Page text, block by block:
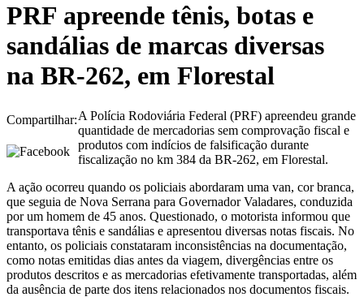
PRF apreende tênis, botas e
sandálias de marcas diversas
na BR-262, em Florestal
Compartilhar:A Polícia Rodoviária Federal (PRF) apreendeu grande
quantidade de mercadorias sem comprovação fiscal e
produtos com indícios de falsificação durante
fiscalização no km 384 da BR-262, em Florestal.
A ação ocorreu quando os policiais abordaram uma van, cor branca,
que seguia de Nova Serrana para Governador Valadares, conduzida
por um homem de 45 anos. Questionado, o motorista informou que
transportava tênis e sandálias e apresentou diversas notas fiscais. No
entanto, os policiais constataram inconsistências na documentação,
como notas emitidas dias antes da viagem, divergências entre os
produtos descritos e as mercadorias efetivamente transportadas, além
da ausência de parte dos itens relacionados nos documentos fiscais.